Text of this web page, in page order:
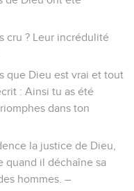
cru ? Leur incrédulité
que Dieu est vrai et tout
: Ainsi tu as été
dans ton
la justice de Dieu,
quand il déchaîne sa
hommes. –